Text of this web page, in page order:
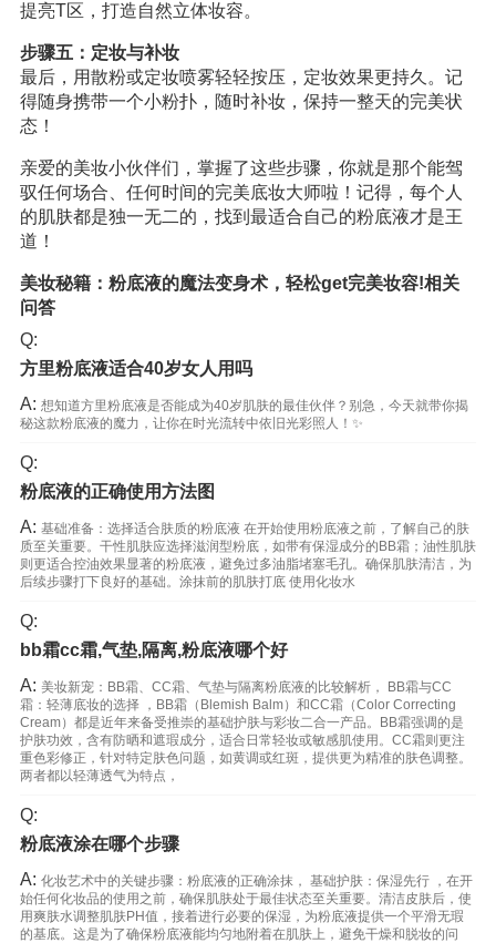
提亮T区，打造自然立体妆容。
步骤五：定妆与补妆
最后，用散粉或定妆喷雾轻轻按压，定妆效果更持久。记
得随身携带一个小粉扑，随时补妆，保持一整天的完美状
态！
亲爱的美妆小伙伴们，掌握了这些步骤，你就是那个能驾
驭任何场合、任何时间的完美底妆大师啦！记得，每个人
的肌肤都是独一无二的，找到最适合自己的粉底液才是王
道！
美妆秘籍：粉底液的魔法变身术，轻松get完美妆容!相关
问答
Q:
方里粉底液适合40岁女人用吗
A: 想知道方里粉底液是否能成为40岁肌肤的最佳伙伴？别急，今天就带你揭
秘这款粉底液的魔力，让你在时光流转中依旧光彩照人！✨
Q:
粉底液的正确使用方法图
A: 基础准备：选择适合肤质的粉底液 在开始使用粉底液之前，了解自己的肤
质至关重要。干性肌肤应选择滋润型粉底，如带有保湿成分的BB霜；油性肌肤
则更适合控油效果显著的粉底液，避免过多油脂堵塞毛孔。确保肌肤清洁，为
后续步骤打下良好的基础。涂抹前的肌肤打底 使用化妆水
Q:
bb霜cc霜,气垫,隔离,粉底液哪个好
A: 美妆新宠：BB霜、CC霜、气垫与隔离粉底液的比较解析， BB霜与CC
霜：轻薄底妆的选择 ，BB霜（Blemish Balm）和CC霜（Color Correcting
Cream）都是近年来备受推崇的基础护肤与彩妆二合一产品。BB霜强调的是
护肤功效，含有防晒和遮瑕成分，适合日常轻妆或敏感肌使用。CC霜则更注
重色彩修正，针对特定肤色问题，如黄调或红斑，提供更为精准的肤色调整。
两者都以轻薄透气为特点，
Q:
粉底液涂在哪个步骤
A: 化妆艺术中的关键步骤：粉底液的正确涂抹， 基础护肤：保湿先行 ，在开
始任何化妆品的使用之前，确保肌肤处于最佳状态至关重要。清洁皮肤后，使
用爽肤水调整肌肤PH值，接着进行必要的保湿，为粉底液提供一个平滑无瑕
的基底。这是为了确保粉底液能均匀地附着在肌肤上，避免干燥和脱妆的问